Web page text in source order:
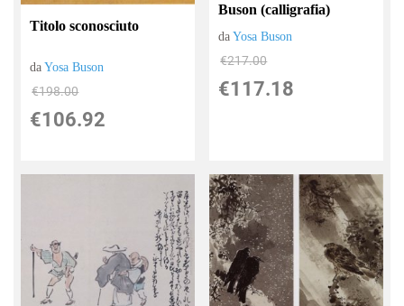
Titolo sconosciuto
daYosa Buson
€198.00
€106.92
Buson (calligrafia)
daYosa Buson
€217.00
€117.18